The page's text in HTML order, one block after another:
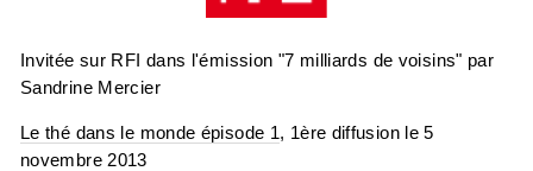
Invitée sur RFI dans l'émission "7 milliards de voisins" par
Sandrine Mercier
Le thé dans le monde épisode 1, 1ère diffusion le 5
novembre 2013